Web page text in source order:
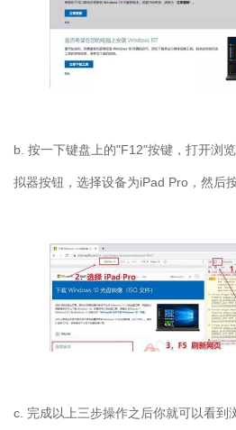
b. 按一下键盘上的"F12"按键，打开浏
拟器按钮，选择设备为iPad Pro，然后
c. 完成以上三步操作之后你就可以看到